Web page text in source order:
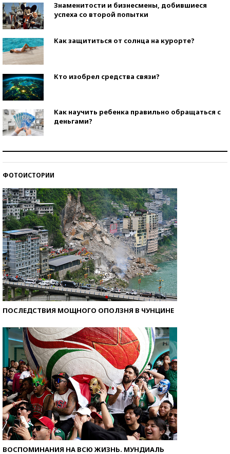
Знаменитости и бизнесмены, добившиеся
успеха со второй попытки
Как защититься от солнца на курорте?
Кто изобрел средства связи?
Как научить ребенка правильно обращаться с
деньгами?
ФОТОИСТОРИИ
ПОСЛЕДСТВИЯ МОЩНОГО ОПОЛЗНЯ В ЧУНЦИНЕ
ВОСПОМИНАНИЯ НА ВСЮ ЖИЗНЬ. МУНДИАЛЬ